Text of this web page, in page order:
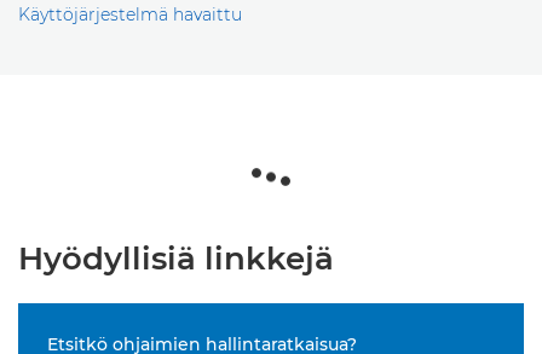
Käyttöjärjestelmä havaittu
Hyödyllisiä linkkejä
Etsitkö ohjaimien hallintaratkaisua?